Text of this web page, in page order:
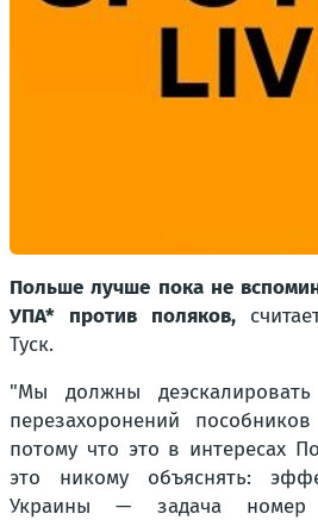
Польше лучше пока не
УПА* против поляков,
Туск.
"Мы должны
перезахоронений
потому что это в интересах
это никому объяснять:
Украины — задача